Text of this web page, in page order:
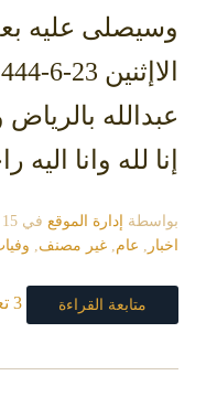
وسيصلى عليه
عبدالله
إنا لله وانا اليه
بواسطة إدارة الموقع في 15 يناير، 2023
اخبار , عام, غير مصنف,
متابعة القراءة 3 تعليقات